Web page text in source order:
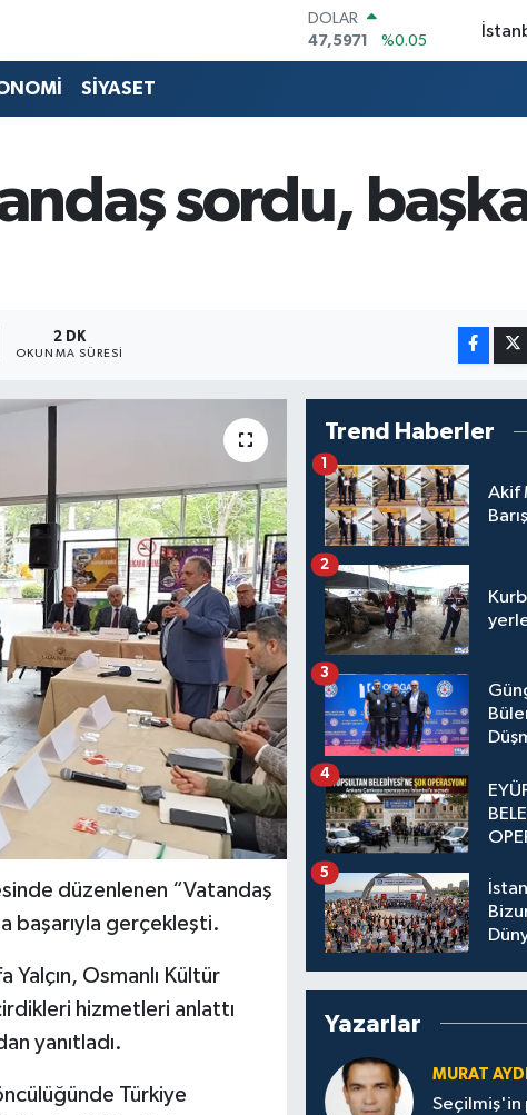
DOLAR
47,5971
%0.05
EURO
13.703
%0
SİYASET
sordu,
2 DK
OKUNMA SÜRESI
düzenlenen “Vatandaş
başarıyla gerçekleşti.
Yalçın, Osmanlı Kültür
hizmetleri anlattı
yanıtladı.
Türkiye
Trend Haberler
Akif
1
2
3
4
5
Yazarlar
MURAT